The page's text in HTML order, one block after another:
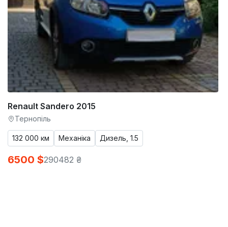
Renault Sandero 2015
Тернопіль
132 000 км Механіка Дизель, 1.5
6500 $290482 ₴